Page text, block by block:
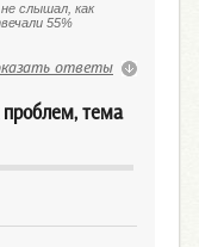
слышал, как
55%
ответы
тема